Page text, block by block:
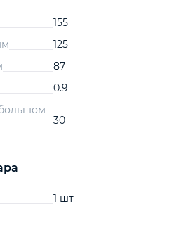
155
125
87
0.9
30
1 шт